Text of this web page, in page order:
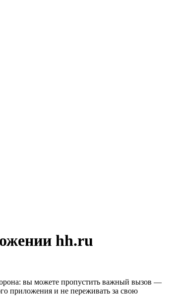
hh.ru
вы можете пропустить важный вызов —
приложения и не переживать за свою